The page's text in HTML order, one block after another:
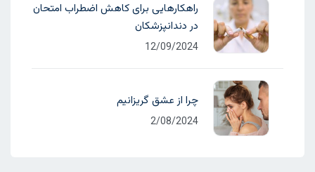
راهکارهایی برای کاهش اضطراب امتحان
در دندانپزشکان
12/09/2024
چرا از عشق گریزانیم
2/08/2024